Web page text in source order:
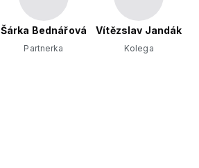
Šárka Bednářová
Partnerka
Vítězslav Jandák
Kolega